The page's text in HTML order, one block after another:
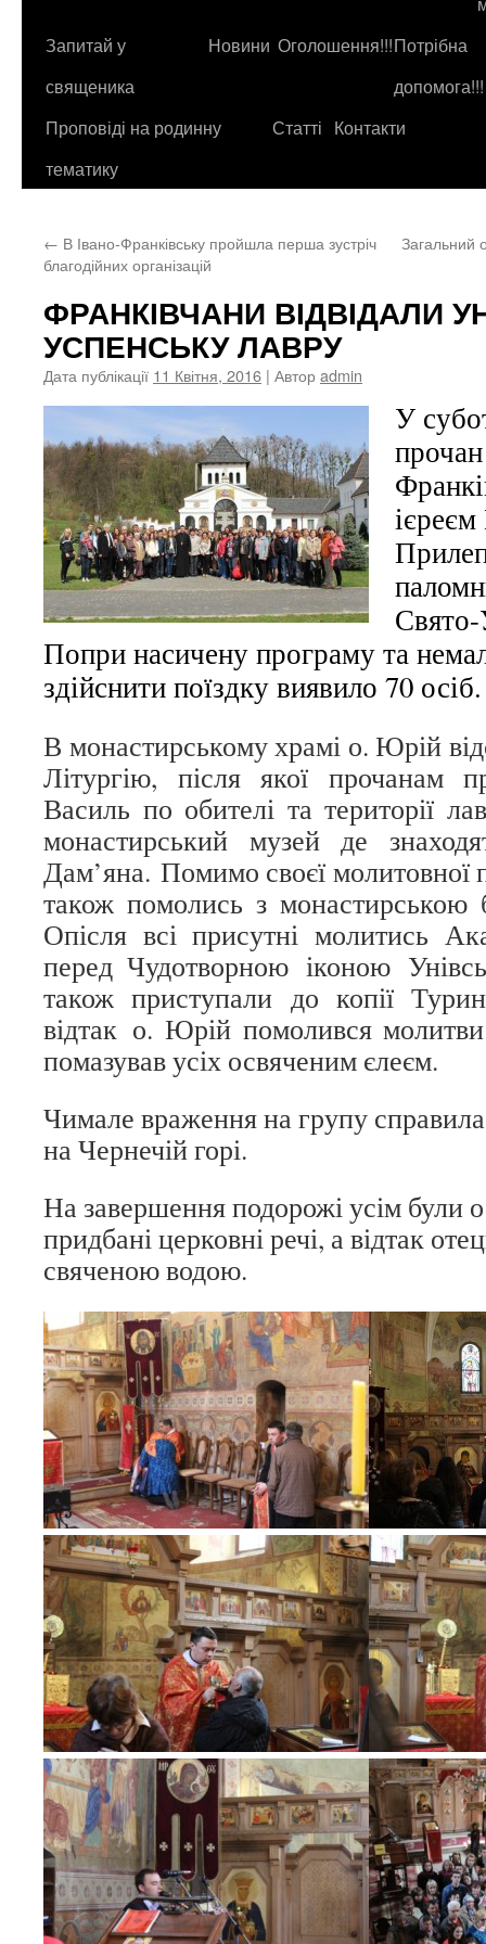
контенту
Запитай у
священика
Новини Оголошення!!!Потрібна
допомога!!!
Проповіді на родинну
тематику
Статті Контакти
← В Івано-Франківську пройшла перша зустріч
благодійних організацій
Загальний
ФРАНКІВЧАНИ ВІДВІДАЛИ
УСПЕНСЬКУ ЛАВРУ
Дата публікації 11 Квітня, 2016 | Авторadmin
У
Свято-
Попри насичену програму та
здійснити поїздку виявило 70 осіб.
В монастирському храмі о. Юрій
Літургію, після якої прочанам
Василь по обителі та території
монастирський музей де
Дам’яна. Помимо своєї молитовної
також помолись з монастирською
Опісля всі присутні молитись
перед Чудотворною іконою
також приступали до копії
відтак о. Юрій помолився
помазував усіх освяченим єлеєм.
Чимале враження на групу
на Чернечій горі.
На завершення подорожі усім були
придбані церковні речі, а відтак
свяченою водою.